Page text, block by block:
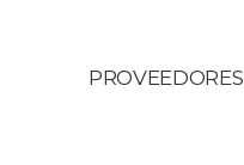
PROVEEDORES